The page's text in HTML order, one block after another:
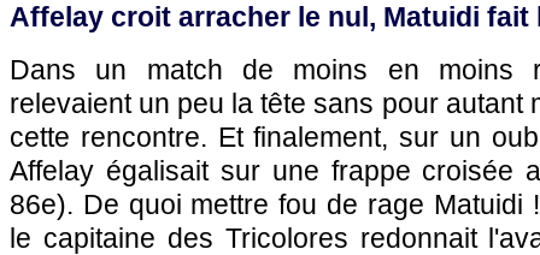
Affelay croit arracher le nul, Matuidi fait
Dans un match de moins en moins
relevaient un peu la tête sans pour autant
cette rencontre. Et finalement, sur un
Affelay égalisait sur une frappe croisée
86e). De quoi mettre fou de rage Matuidi
le capitaine des Tricolores redonnait